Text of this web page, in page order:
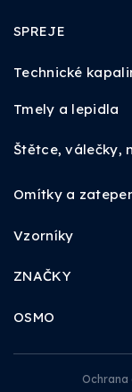
SPREJE
Technické
Tmely a lepidla
Štětce, válečky,
Omítky a
Vzorníky
ZNAČKY
OSMO
Ochrana